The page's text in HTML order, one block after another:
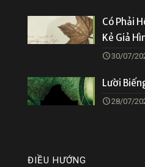
Có Phải
Kẻ Giả
30/07/
Lười
28/07/
ĐIỀU HƯỚNG